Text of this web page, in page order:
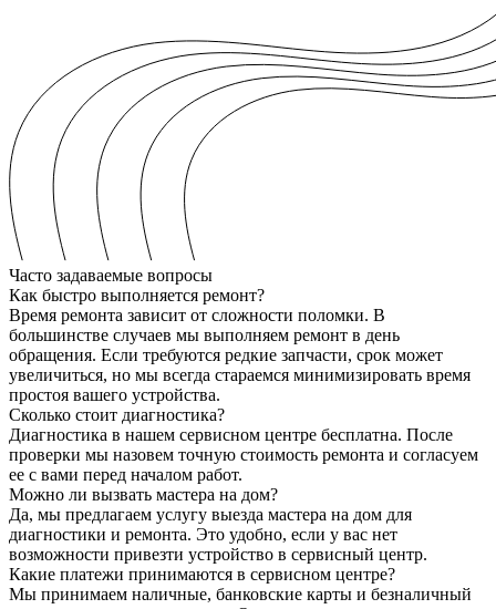
Часто задаваемые вопросы
Как быстро выполняется ремонт?
Время ремонта зависит от сложности поломки. В
большинстве случаев мы выполняем ремонт в день
обращения. Если требуются редкие запчасти, срок может
увеличиться, но мы всегда стараемся минимизировать время
простоя вашего устройства.
Сколько стоит диагностика?
Диагностика в нашем сервисном центре бесплатна. После
проверки мы назовем точную стоимость ремонта и согласуем
ее с вами перед началом работ.
Можно ли вызвать мастера на дом?
Да, мы предлагаем услугу выезда мастера на дом для
диагностики и ремонта. Это удобно, если у вас нет
возможности привезти устройство в сервисный центр.
Какие платежи принимаются в сервисном центре?
Мы принимаем наличные, банковские карты и безналичный